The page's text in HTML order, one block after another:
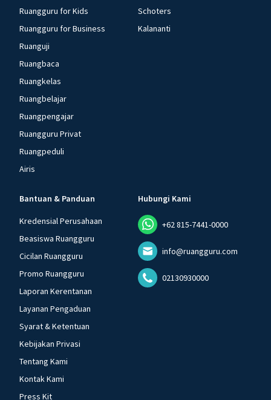
Ruangguru for Kids
Ruangguru for Business
Ruanguji
Ruangbaca
Ruangkelas
Ruangbelajar
Ruangpengajar
Ruangguru Privat
Ruangpeduli
Airis
Schoters
Kalananti
Bantuan & Panduan
Kredensial Perusahaan
Beasiswa Ruangguru
Cicilan Ruangguru
Promo Ruangguru
Laporan Kerentanan
Layanan Pengaduan
Syarat & Ketentuan
Kebijakan Privasi
Tentang Kami
Kontak Kami
Press Kit
Hubungi Kami
+62 815-7441-0000
info@ruangguru.com
02130930000